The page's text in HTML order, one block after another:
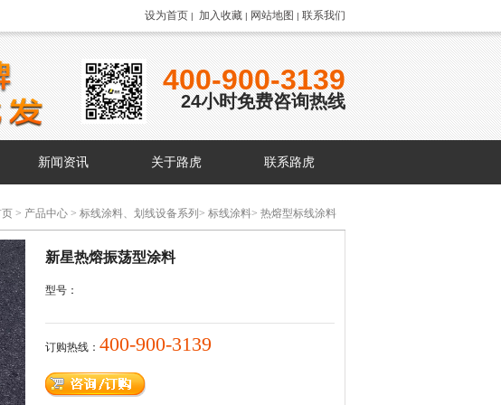
设为首页 | 加入收藏 | 网站地图 | 联系我们
400-900-3139
24小时免费咨询热线
新闻资讯 关于路虎 联系路虎
> 产品中心 > 标线涂料、划线设备系列 > 标线涂料> 热熔型标线涂料
新星热熔振荡型涂料
型号：
订购热线： 400-900-3139